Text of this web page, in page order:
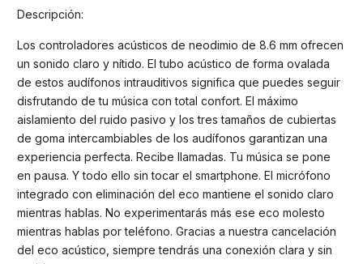
Descripción:
Los controladores acústicos de neodimio de 8.6 mm ofrecen
un sonido claro y nítido. El tubo acústico de forma ovalada
de estos audífonos intrauditivos significa que puedes seguir
disfrutando de tu música con total confort. El máximo
aislamiento del ruido pasivo y los tres tamaños de cubiertas
de goma intercambiables de los audífonos garantizan una
experiencia perfecta. Recibe llamadas. Tu música se pone
en pausa. Y todo ello sin tocar el smartphone. El micrófono
integrado con eliminación del eco mantiene el sonido claro
mientras hablas. No experimentarás más ese eco molesto
mientras hablas por teléfono. Gracias a nuestra cancelación
del eco acústico, siempre tendrás una conexión clara y sin